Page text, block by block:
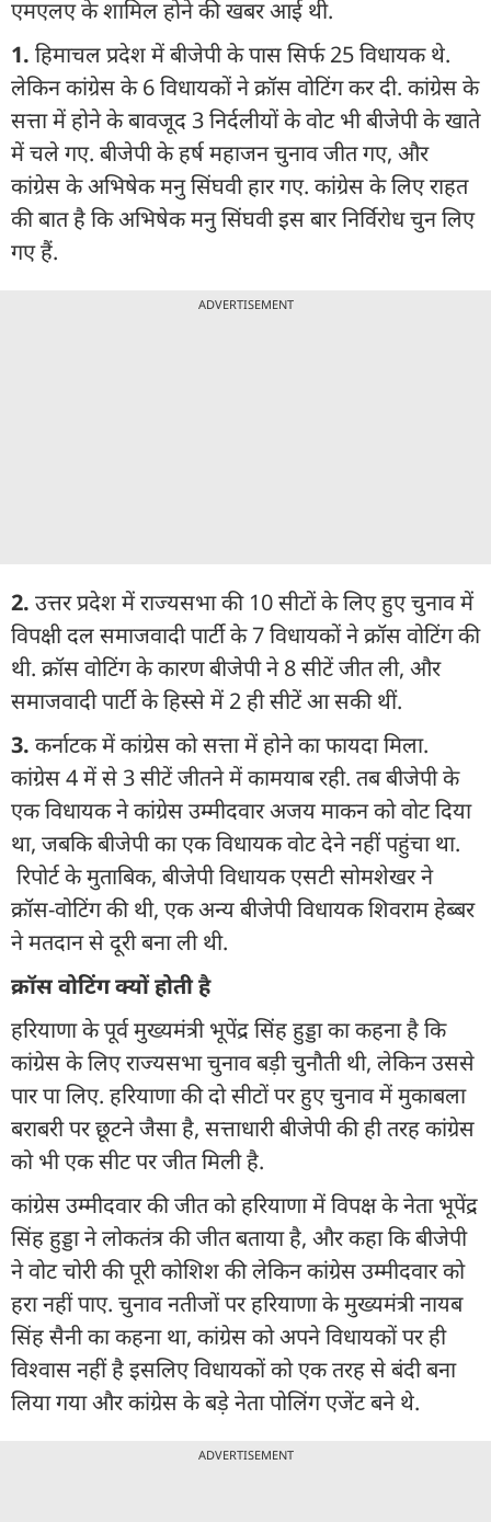
एमएलए के शामिल होने की खबर आई थी.
1. हिमाचल प्रदेश में बीजेपी के पास सिर्फ 25 विधायक थे.
लेकिन कांग्रेस के 6 विधायकों ने क्रॉस वोटिंग कर दी. कांग्रेस के
सत्ता में होने के बावजूद 3 निर्दलीयों के वोट भी बीजेपी के खाते
में चले गए. बीजेपी के हर्ष महाजन चुनाव जीत गए, और
कांग्रेस के अभिषेक मनु सिंघवी हार गए. कांग्रेस के लिए राहत
की बात है कि अभिषेक मनु सिंघवी इस बार निर्विरोध चुन लिए
गए हैं.
ADVERTISEMENT
2. उत्तर प्रदेश में राज्यसभा की 10 सीटों के लिए हुए चुनाव में
विपक्षी दल समाजवादी पार्टी के 7 विधायकों ने क्रॉस वोटिंग की
थी. क्रॉस वोटिंग के कारण बीजेपी ने 8 सीटें जीत ली, और
समाजवादी पार्टी के हिस्से में 2 ही सीटें आ सकी थीं.
3. कर्नाटक में कांग्रेस को सत्ता में होने का फायदा मिला.
कांग्रेस 4 में से 3 सीटें जीतने में कामयाब रही. तब बीजेपी के
एक विधायक ने कांग्रेस उम्मीदवार अजय माकन को वोट दिया
था, जबकि बीजेपी का एक विधायक वोट देने नहीं पहुंचा था.
रिपोर्ट के मुताबिक, बीजेपी विधायक एसटी सोमशेखर ने
क्रॉस-वोटिंग की थी, एक अन्य बीजेपी विधायक शिवराम हेब्बर
ने मतदान से दूरी बना ली थी.
क्रॉस वोटिंग क्यों होती है
हरियाणा के पूर्व मुख्यमंत्री भूपेंद्र सिंह हुड्डा का कहना है कि
कांग्रेस के लिए राज्यसभा चुनाव बड़ी चुनौती थी, लेकिन उससे
पार पा लिए. हरियाणा की दो सीटों पर हुए चुनाव में मुकाबला
बराबरी पर छूटने जैसा है, सत्ताधारी बीजेपी की ही तरह कांग्रेस
को भी एक सीट पर जीत मिली है.
कांग्रेस उम्मीदवार की जीत को हरियाणा में विपक्ष के नेता भूपेंद्र
सिंह हुड्डा ने लोकतंत्र की जीत बताया है, और कहा कि बीजेपी
ने वोट चोरी की पूरी कोशिश की लेकिन कांग्रेस उम्मीदवार को
हरा नहीं पाए. चुनाव नतीजों पर हरियाणा के मुख्यमंत्री नायब
सिंह सैनी का कहना था, कांग्रेस को अपने विधायकों पर ही
विश्वास नहीं है इसलिए विधायकों को एक तरह से बंदी बना
लिया गया और कांग्रेस के बड़े नेता पोलिंग एजेंट बने थे.
ADVERTISEMENT